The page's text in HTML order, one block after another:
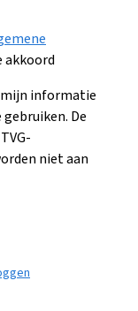
akkoord
informatie
De
niet aan